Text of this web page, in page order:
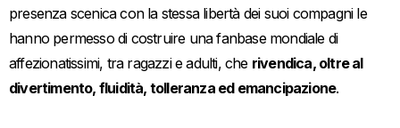
presenza scenica con la stessa libertà dei suoi compagni le
hanno permesso di costruire una fanbase mondiale di
affezionatissimi, tra ragazzi e adulti, che rivendica, oltre al
divertimento, fluidità, tolleranza ed emancipazione.